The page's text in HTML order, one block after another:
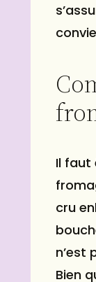
Il faut
cru
n’est
Bien